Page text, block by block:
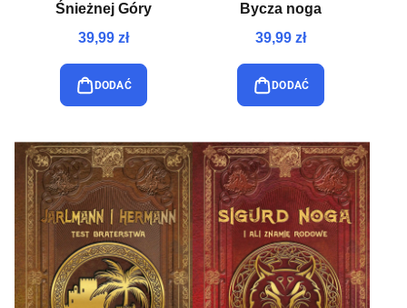
Śnieżnej Góry
39,99 zł
DODAĆ
Bycza noga
39,99 zł
DODAĆ